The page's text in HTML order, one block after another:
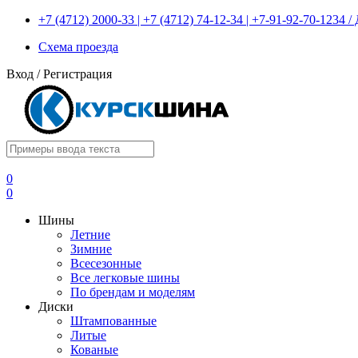
+7 (4712) 2000-33 | +7 (4712) 74-12-34 | +7-91-92-70-1234
Схема проезда
Вход /Регистрация
0
0
Шины
Летние
Зимние
Всесезонные
Все легковые шины
По брендам и моделям
Диски
Штампованные
Литые
Кованые